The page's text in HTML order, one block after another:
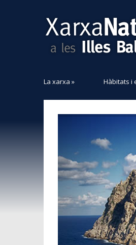
La xarxa » Hàbitats i